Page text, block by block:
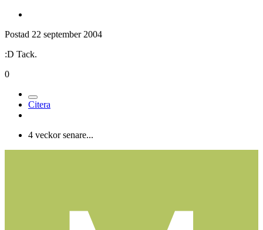
Postad 22 september 2004
:D Tack.
0
Citera
4 veckor senare...